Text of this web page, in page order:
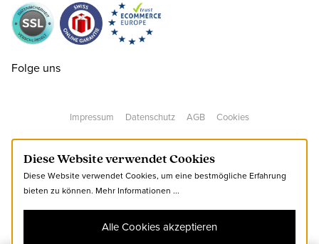
CHF 90.00
39 CHF 90.00 nur noch wenige verfügbar
40 CHF 90.00
nur noch wenige verfügbar
Folge uns
Impressum Datenschutz AGB Cookies
Diese Website verwendet Cookies
Diese Website verwendet Cookies, um eine bestmögliche Erfahrung
bieten zu können. Mehr Informationen ...
Alle Cookies akzeptieren